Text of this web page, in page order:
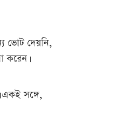
ভোট দেয়নি,
করেন।
একই সঙ্গে,